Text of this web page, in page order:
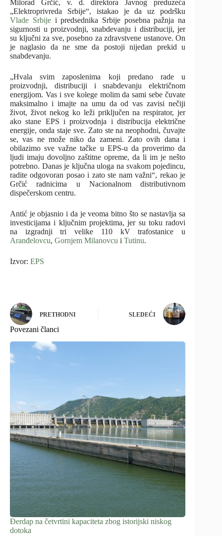
Milorad Grčić, v. d. direktora Javnog preduzeća
„Elektroprivreda Srbije“, istakao je da uz podršku
Vlade Srbije i predsednika Srbije posebna pažnja na
sigurnosti u proizvodnji, snabdevanju i distribuciji, jer
su ključni za sve, posebno za zdravstvene ustanove. On
je naglasio da ne sme da postoji nijedan prekid u
snabdevanju.
„Hvala svim zaposlenima koji predano rade u
proizvodnji, distribuciji i snabdevanju električnom
energijom. Vas i sve kolege molim da sami sebe čuvate
maksimalno i imajte na umu da od vas zavisi nečiji
život, život nekog ko leži priključen na respirator, jer
ako stane EPS i proizvodnja i distribucija električne
energije, onda staje sve. Zato ste na neophodni, čuvajte
se, vas ne može niko da zameni. Zato ovih dana i
obilazimo sve važne tačke u EPS-u da proverimo da
ljudi imaju dovoljno zaštitne opreme, da li im je nešto
potrebno. Danas je ključna uloga na svakom pojedincu,
radite odgovoran posao i zato ste nam važni“, rekao je
Grčić radnicima u Nacionalnom distributivnom
dispečerskom centru.
Antić je objasnio i da je veoma bitno što se nastavlja sa
investicijama i ključnim projektima, jer su toku radovi
na izgradnji tri velike 110 kV trafostanice u
Aranđelovcu, Gornjem Milanovcu i Tutinu.
Izvor: EPS
PRETHODNI SLEDEĆI
Povezani članci
Đerdap na četvrtini kapaciteta zbog istorijski niskog
dotoka